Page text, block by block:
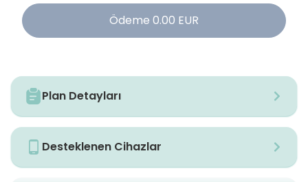
Ödeme 0.00 EUR
Plan Detayları
Desteklenen Cihazlar